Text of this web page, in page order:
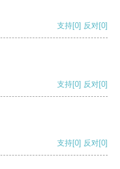
支持[0] 反对[0]
支持[0] 反对[0]
支持[0] 反对[0]